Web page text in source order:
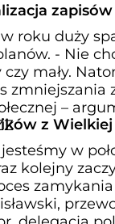
roku duży
- Nie
mały.
zmniejszania
–
z
w
kolejny